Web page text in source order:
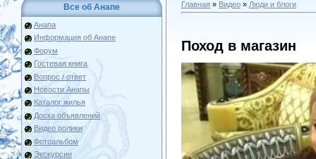
Все об Анапе
Анапа
Информация об Анапе
Форум
Гостевая книга
Вопрос / ответ
Новости Анапы
Каталог жилья
Доска объявлений
Видео ролики
Фотоальбом
Экскурсии
Главная » Видео » Люди и блоги
Поход в магазин